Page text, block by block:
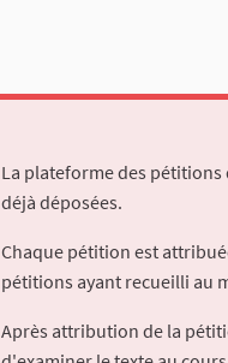
La plateforme des
déjà déposées.
Chaque pétition est
pétitions ayant recueilli au
Après attribution de la